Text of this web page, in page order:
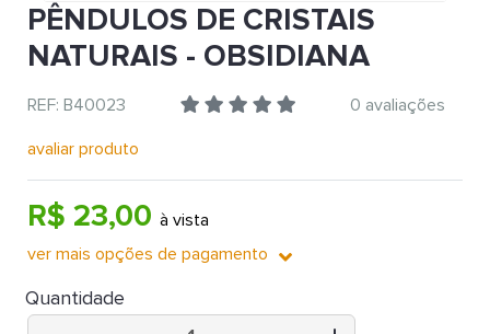
PÊNDULOS DE CRISTAIS
NATURAIS - OBSIDIANA
REF: B40023
0 avaliações
avaliar produto
R$ 23,00 à vista
ver mais opções de pagamento
Quantidade